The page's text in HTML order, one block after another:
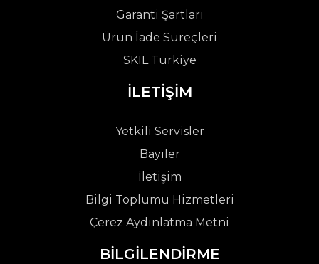
Garanti Şartları
Ürün İade Süreçleri
SKIL Türkiye
İLETİŞİM
Yetkili Servisler
Bayiler
İletişim
Bilgi Toplumu Hizmetleri
Çerez Aydınlatma Metni
BİLGİLENDİRME